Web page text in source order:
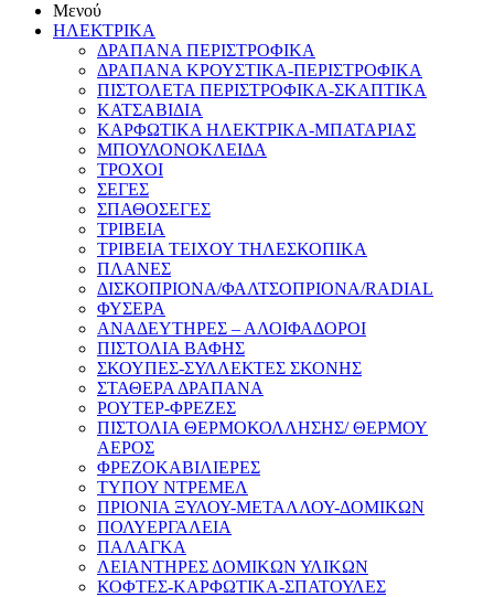
Μενού
ΗΛΕΚΤΡΙΚΑ
ΔΡΑΠΑΝΑ ΠΕΡΙΣΤΡΟΦΙΚΑ
ΔΡΑΠΑΝΑ ΚΡΟΥΣΤΙΚΑ-ΠΕΡΙΣΤΡΟΦΙΚΑ
ΠΙΣΤΟΛΕΤΑ ΠΕΡΙΣΤΡΟΦΙΚΑ-ΣΚΑΠΤΙΚΑ
ΚΑΤΣΑΒΙΔΙΑ
ΚΑΡΦΩΤΙΚΑ ΗΛΕΚΤΡΙΚΑ-ΜΠΑΤΑΡΙΑΣ
ΜΠΟΥΛΟΝΟΚΛΕΙΔΑ
ΤΡΟΧΟΙ
ΣΕΓΕΣ
ΣΠΑΘΟΣΕΓΕΣ
ΤΡΙΒΕΙΑ
ΤΡΙΒΕΙΑ ΤΕΙΧΟΥ ΤΗΛΕΣΚΟΠΙΚΑ
ΠΛΑΝΕΣ
ΔΙΣΚΟΠΡΙΟΝΑ/ΦΑΛΤΣΟΠΡΙΟΝΑ/RADIAL
ΦΥΣΕΡΑ
ΑΝΑΔΕΥΤΗΡΕΣ – ΑΛΟΙΦΑΔΟΡΟΙ
ΠΙΣΤΟΛΙΑ ΒΑΦΗΣ
ΣΚΟΥΠΕΣ-ΣΥΛΛΕΚΤΕΣ ΣΚΟΝΗΣ
ΣΤΑΘΕΡΑ ΔΡΑΠΑΝΑ
ΡΟΥΤΕΡ-ΦΡΕΖΕΣ
ΠΙΣΤΟΛΙΑ ΘΕΡΜΟΚΟΛΛΗΣΗΣ/ ΘΕΡΜΟΥ
ΑΕΡΟΣ
ΦΡΕΖΟΚΑΒΙΛΙΕΡΕΣ
ΤΥΠΟΥ ΝΤΡΕΜΕΛ
ΠΡΙΟΝΙΑ ΞΥΛΟΥ-ΜΕΤΑΛΛΟΥ-ΔΟΜΙΚΩΝ
ΠΟΛΥΕΡΓΑΛΕΙΑ
ΠΑΛΑΓΚΑ
ΛΕΙΑΝΤΗΡΕΣ ΔΟΜΙΚΩΝ ΥΛΙΚΩΝ
ΚΟΦΤΕΣ-ΚΑΡΦΩΤΙΚΑ-ΣΠΑΤΟΥΛΕΣ